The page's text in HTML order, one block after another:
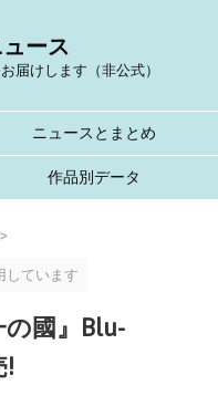
ース
届けします（非公式）
ニュースとまとめ
作品別データ
>
しています
の國』Blu-
!